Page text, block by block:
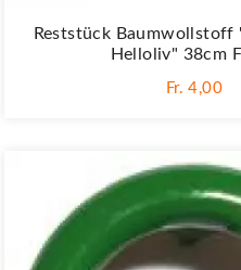
Reststück Baumwollstoff
Helloliv" 38cm
Fr. 4,00